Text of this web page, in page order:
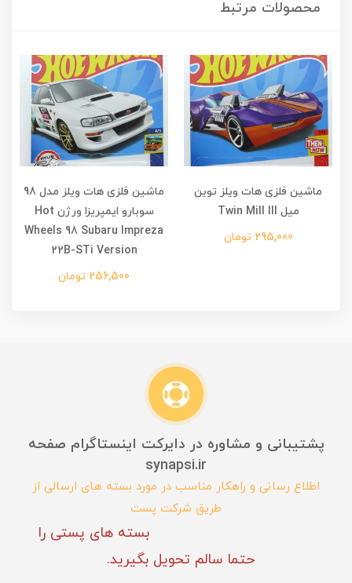
محصولات مرتبط
ماشین فلزی هات ویلز توین
میل Twin Mill III
295,000 تومان
ماشین فلزی هات ویلز مدل 98
سوبارو ایمپریزا ورژن Hot
Wheels 98 Subaru Impreza
22B-STi Version
256,500 تومان
پشتیبانی و مشاوره در دایرکت اینستاگرام صفحه
synapsi.ir
اطلاع رسانی و راهکار مناسب در مورد بسته های ارسالی از
طریق شرکت پست
بسته های پستی را
حتما سالم تحویل بگیرید.